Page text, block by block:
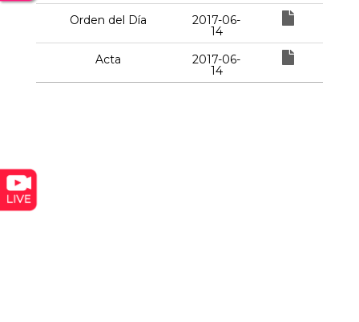
Orden del Día
2017-06-
14
Acta
2017-06-
14